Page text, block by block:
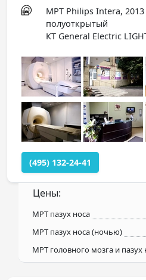
МРТ Philips Intera, 2013
полуоткрытый
КТ General Electric
(495) 132-24-41
Цены:
МРТ пазух носа
МРТ пазух носа (ночью)
МРТ головного мозга и пазух